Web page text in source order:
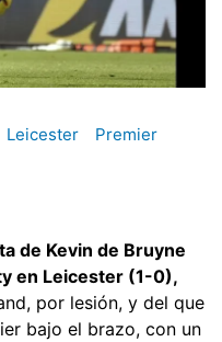
Leicester
Premier
de Kevin de Bruyne
en Leicester (1-0),
por lesión, y del que
bajo el brazo, con un